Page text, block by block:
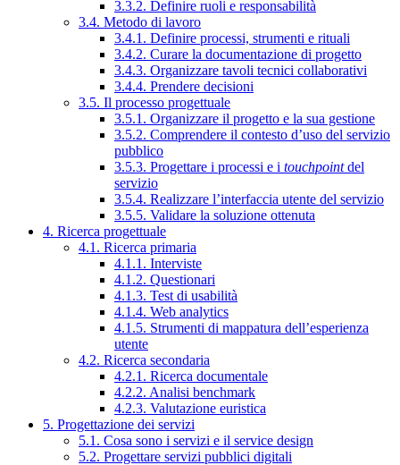
3.3.2. Definire ruoli e responsabilità
3.4. Metodo di lavoro
3.4.1. Definire processi, strumenti e rituali
3.4.2. Curare la documentazione di progetto
3.4.3. Organizzare tavoli tecnici collaborativi
3.4.4. Prendere decisioni
3.5. Il processo progettuale
3.5.1. Organizzare il progetto e la sua gestione
3.5.2. Comprendere il contesto d’uso del servizio
pubblico
3.5.3. Progettare i processi e i touchpointdel
servizio
3.5.4. Realizzare l’interfaccia utente del servizio
3.5.5. Validare la soluzione ottenuta
4. Ricerca progettuale
4.1. Ricerca primaria
4.1.1. Interviste
4.1.2. Questionari
4.1.3. Test di usabilità
4.1.4. Web analytics
4.1.5. Strumenti di mappatura dell’esperienza
utente
4.2. Ricerca secondaria
4.2.1. Ricerca documentale
4.2.2. Analisi benchmark
4.2.3. Valutazione euristica
5. Progettazione dei servizi
5.1. Cosa sono i servizi e il service design
5.2. Progettare servizi pubblici digitali